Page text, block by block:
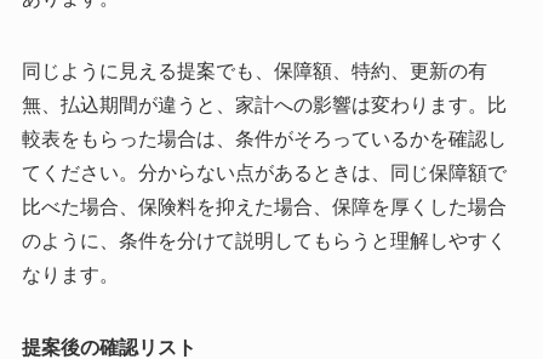
同じように見える提案でも、保障額、特約、更新の有
無、払込期間が違うと、家計への影響は変わります。比
較表をもらった場合は、条件がそろっているかを確認し
てください。分からない点があるときは、同じ保障額で
比べた場合、保険料を抑えた場合、保障を厚くした場合
のように、条件を分けて説明してもらうと理解しやすく
なります。
提案後の確認リスト